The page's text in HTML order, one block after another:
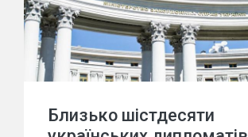
Близько шістдесяти